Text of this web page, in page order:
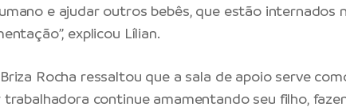
e ajudar outros bebês, que estão internados
explicou Lílian.
Rocha ressaltou que a sala de apoio serve
trabalhadora continue amamentando seu filho,